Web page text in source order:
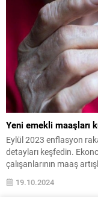
Yeni emekli maaşları
Eylül 2023 enflasyon
detayları keşfedin.
çalışanlarının maaş
19.10.2024